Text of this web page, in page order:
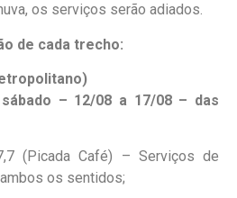
os serviços serão adiados.
de cada trecho:
– 12/08 a 17/08 – das
(Picada Café) – Serviços de
os sentidos;